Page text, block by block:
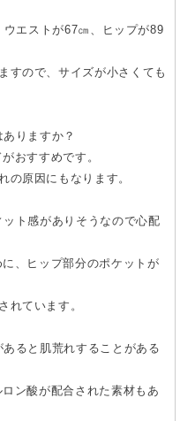
エストが67㎝、ヒップが89
すので、サイズが小さくても
りますか？
おすすめです。
の原因にもなります。
ト感がありそうなので心配
、ヒップ部分のポケットが
れています。
ると肌荒れすることがある
ン酸が配合された素材もあ